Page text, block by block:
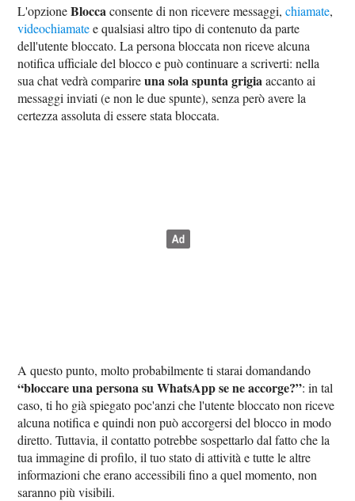
L'opzioneBlocca consente di non ricevere messaggi,chiamate,
videochiamatee qualsiasi altro tipo di contenuto da parte
dell'utente bloccato. La persona bloccata non riceve alcuna
notifica ufficiale del blocco e può continuare a scriverti: nella
sua chat vedrà comparireuna sola spunta grigia accanto ai
messaggi inviati (e non le due spunte), senza però avere la
certezza assoluta di essere stata bloccata.
A questo punto, molto probabilmente ti starai domandando
“bloccare una persona su WhatsApp se ne accorge?”: in tal
caso, ti ho già spiegato poc'anzi che l'utente bloccato non riceve
alcuna notifica e quindi non può accorgersi del blocco in modo
diretto. Tuttavia, il contatto potrebbe sospettarlo dal fatto che la
tua immagine di profilo, il tuo stato di attività e tutte le altre
informazioni che erano accessibili fino a quel momento, non
saranno più visibili.